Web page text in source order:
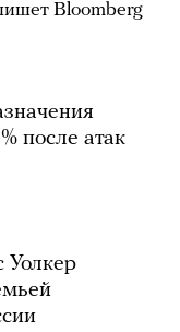
Bloomberg
после атак
Уолкер